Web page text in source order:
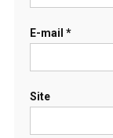
E-mail *
Site